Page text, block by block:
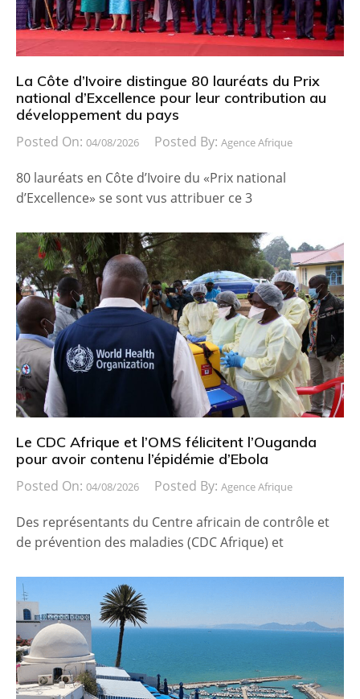
La Côte d’Ivoire distingue 80 lauréats du Prix
national d’Excellence pour leur contribution au
développement du pays
Posted On: 04/08/2026 Posted By: Agence Afrique
80 lauréats en Côte d’Ivoire du «Prix national
d’Excellence» se sont vus attribuer ce 3
Le CDC Afrique et l’OMS félicitent l’Ouganda
pour avoir contenu l’épidémie d’Ebola
Posted On: 04/08/2026 Posted By: Agence Afrique
Des représentants du Centre africain de contrôle et
de prévention des maladies (CDC Afrique) et